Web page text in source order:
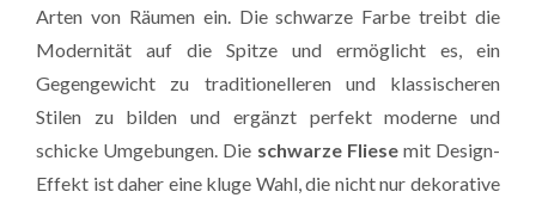
Arten von Räumen ein. Die schwarze Farbe treibt die
Modernität auf die Spitze und ermöglicht es, ein
Gegengewicht zu traditionelleren und klassischeren
Stilen zu bilden und ergänzt perfekt moderne und
schicke Umgebungen. Die schwarze Fliesemit Design-
Effekt ist daher eine kluge Wahl, die nicht nur dekorative